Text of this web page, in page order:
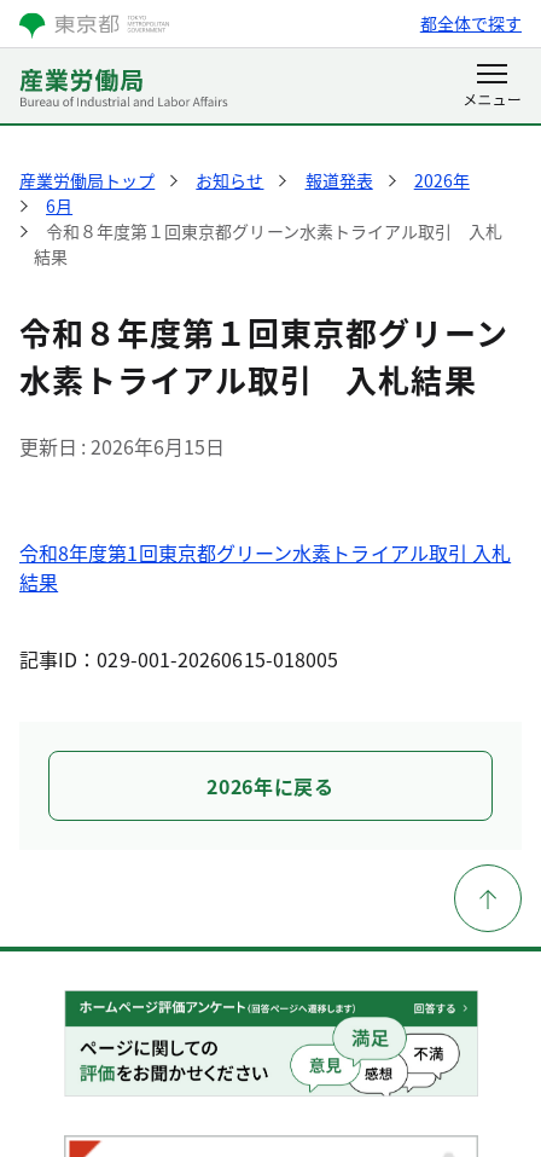
都全体で探す
産業労働局トップ お知らせ 報道発表
2026年
6月
令和８年度第１回東京都グリーン水素トライアル取引 入札
結果
令和８年度第１回東京都グリーン
水素トライアル取引 入札結果
更新日 2026年6月15日
令和8年度第1回東京都グリーン水素トライアル取引 入札
結果
記事ID：029-001-20260615-018005
2026年に戻る